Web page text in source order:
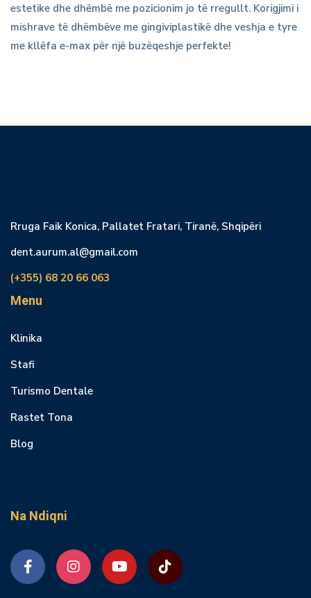
estetike dhe dhëmbë me pozicionim jo të rregullt. Korigjimi i
mishrave të dhëmbëve me gingiviplastikë dhe veshja e tyre
me kllëfa e-max për një buzëqeshje perfekte!
Rruga Faik Konica, Pallatet Fratari, Tiranë, Shqipëri
dent.aurum.al@gmail.com
(+355) 68 20 66 063
Menu
Klinika
Stafi
Turismo Dentale
Rastet Tona
Blog
Na Ndiqni